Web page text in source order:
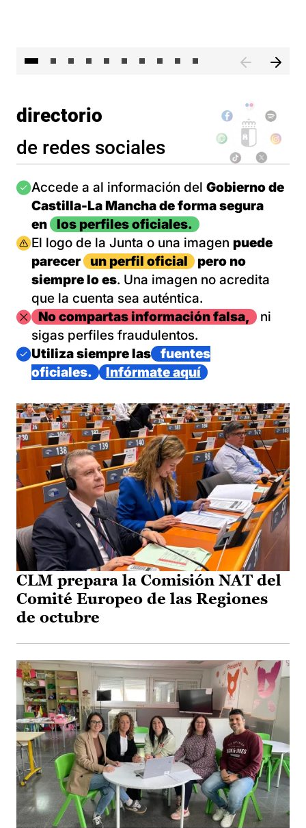
directorio
de redes sociales
Imagen
Accede a al información del Gobierno de
Castilla-La Mancha de forma segura
en
los perfiles oficiales.
Imagen
El logo de la Junta o una imagen puede
parecer
un perfil oficial
pero no
siempre lo es. Una imagen no acredita
que la cuenta sea auténtica.
ImagenNo compartas información falsa,
ni
sigas perfiles fraudulentos.
Imagen
Utiliza siempre las
fuentes
oficiales.
Infórmate aquí
CLM prepara la Comisión NAT del
Comité Europeo de las Regiones
de octubre